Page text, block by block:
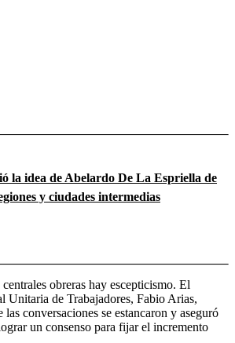
la idea de Abelardo De La Espriella de
y ciudades intermedias
obreras hay escepticismo. El
Unitaria de Trabajadores, Fabio Arias,
las conversaciones se estancaron y aseguró
un consenso para fijar el incremento